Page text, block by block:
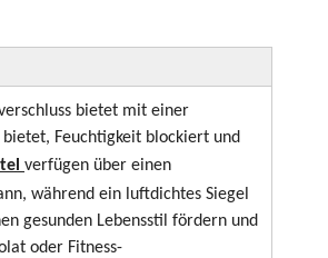
bietet mit einer
Feuchtigkeit blockiert und
verfügen über einen
während ein luftdichtes Siegel
gesunden Lebensstil fördern und
oder Fitness-